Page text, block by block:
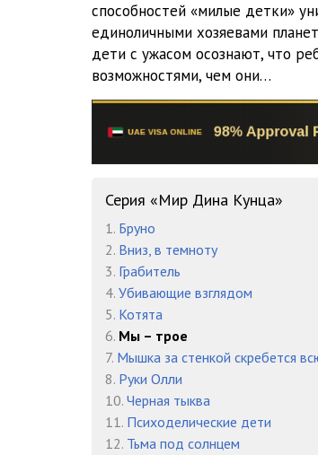
способностей «милые детки»
единоличными хозяевами
дети с ужасом осознают, что
возможностями, чем они…
Серия «Мир Дина Кунца»
1. Бруно
2. Вниз, в темноту
3. Грабитель
4. Убивающие взглядом
5. Котята
6. Мы – трое
7. Мышка за стенкой скребется
8. Руки Олли
10. Черная тыква
11. Психоделические дети
12. Тьма под солнцем